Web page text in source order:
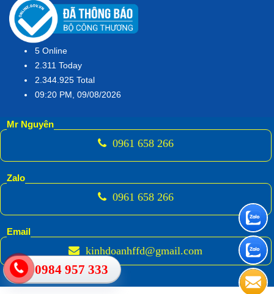
5 Online
2.311 Today
2.344.925 Total
09:20 PM, 09/08/2026
Mr Nguyên
0961 658 266
Zalo
0961 658 266
Email
kinhdoanhffd@gmail.com
0984 957 333